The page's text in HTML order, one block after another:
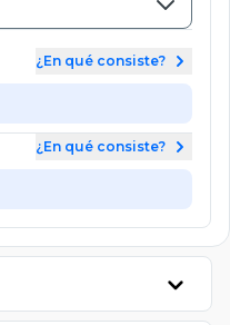
¿En qué consiste?
¿En qué consiste?